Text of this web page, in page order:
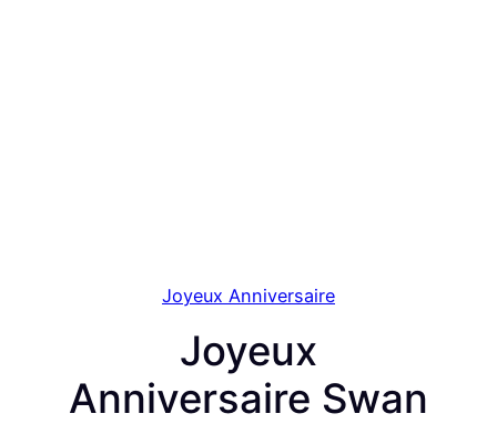
Joyeux Anniversaire
Joyeux
Anniversaire Swan